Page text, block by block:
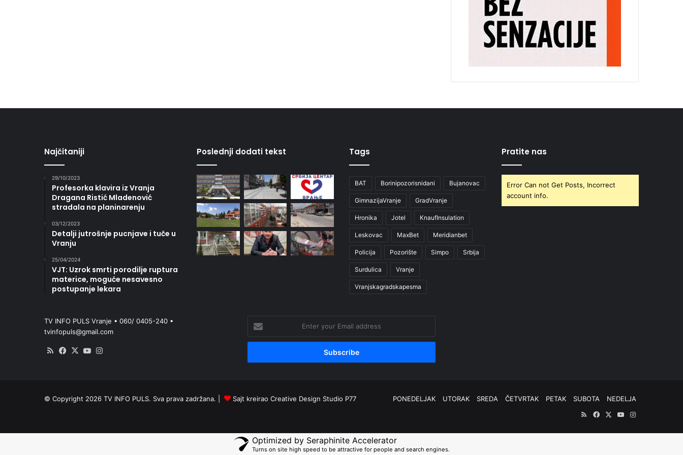
Najčitaniji
29/10/2023
Profesorka klavira iz Vranja
Dragana Ristić Mladenović
stradala na planinarenju
03/12/2023
Detalji jutrošnje pucnjave i tuče u
Vranju
25/04/2024
VJT: Uzrok smrti porodilje ruptura
materice, moguće nesavesno
postupanje lekara
Poslednji dodati tekst Tags
BAT Borinipozorisnidani Bujanovac
GimnazijaVranje GradVranje
Hronika Jotel KnaufInsulation
Leskovac MaxBet Meridianbet
Policija Pozorište Simpo Srbija
Surdulica Vranje
Vranjskagradskapesma
Pratite nas
Error Can not Get Posts, Incorrect
account info.
TV INFO PULS Vranje • 060/ 0405-240 •
tvinfopuls@gmail.com
RSS Facebook
X YouTube
your
Email
© Copyright 2026 TV INFO PULS. Sva prava zadržana. | Sajt kreirao Creative Design Studio P77 PONEDELJAK UTORAK SREDA ČETVRTAK PETAK SUBOTA
NEDELJA
RSSFacebook
X YouTubeInstagram
Optimized by Seraphinite Accelerator
Turns on site high speed to be attractive for people and search engines.